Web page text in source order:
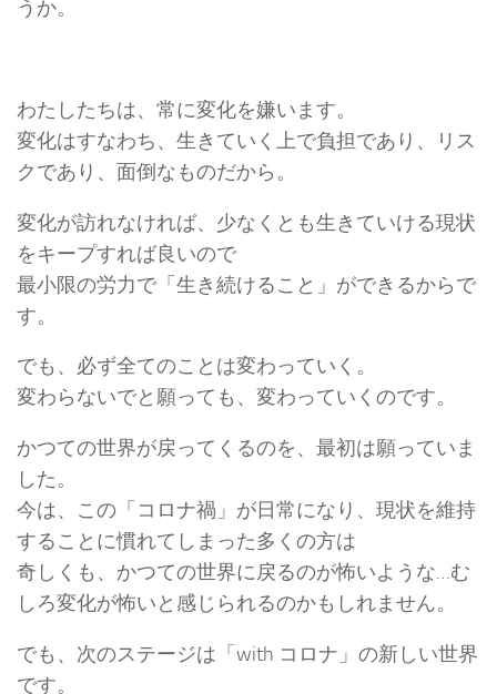
うか。
わたしたちは、常に変化を嫌います。
変化はすなわち、生きていく上で負担であり、リス
クであり、面倒なものだから。
変化が訪れなければ、少なくとも生きていける現状
をキープすれば良いので
最小限の労力で「生き続けること」ができるからで
す。
でも、必ず全てのことは変わっていく。
変わらないでと願っても、変わっていくのです。
かつての世界が戻ってくるのを、最初は願っていま
した。
今は、この「コロナ禍」が日常になり、現状を維持
することに慣れてしまった多くの方は
奇しくも、かつての世界に戻るのが怖いような…む
しろ変化が怖いと感じられるのかもしれません。
でも、次のステージは「with コロナ」の新しい世界
です。